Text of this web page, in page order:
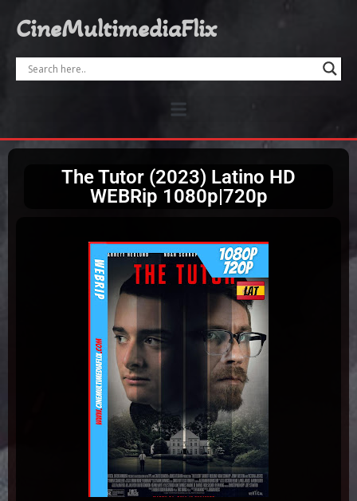
CineMultimediaFlix
The Tutor (2023) Latino HD
WEBRip 1080p|720p